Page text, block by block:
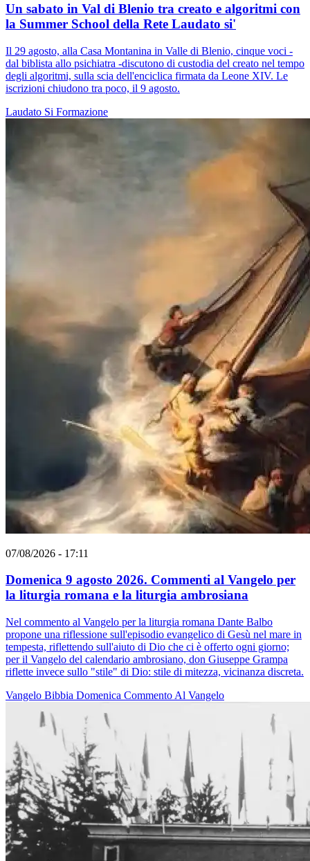
Un sabato in Val di Blenio tra creato e algoritmi con
la Summer School della Rete Laudato si'
Il 29 agosto, alla Casa Montanina in Valle di Blenio, cinque voci -
dal biblista allo psichiatra -discutono di custodia del creato nel tempo
degli algoritmi, sulla scia dell'enciclica firmata da Leone XIV. Le
iscrizioni chiudono tra poco, il 9 agosto.
Laudato Si Formazione
07/08/2026 - 17:11
Domenica 9 agosto 2026. Commenti al Vangelo per
la liturgia romana e la liturgia ambrosiana
Nel commento al Vangelo per la liturgia romana Dante Balbo
propone una riflessione sull'episodio evangelico di Gesù nel mare in
tempesta, riflettendo sull'aiuto di Dio che ci è offerto ogni giorno;
per il Vangelo del calendario ambrosiano, don Giuseppe Grampa
riflette invece sullo "stile" di Dio: stile di mitezza, vicinanza discreta.
Vangelo Bibbia Domenica Commento Al Vangelo